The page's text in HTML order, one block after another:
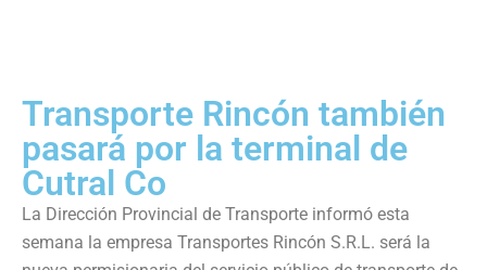
Transporte Rincón también
pasará por la terminal de
Cutral Co
La Dirección Provincial de Transporte informó esta
semana la empresa Transportes Rincón S.R.L. será la